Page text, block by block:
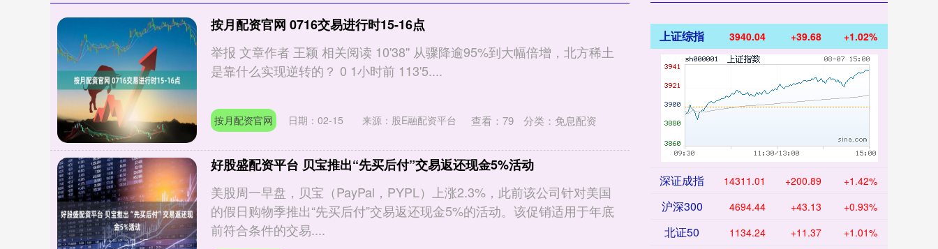
按月配资官网 0716交易进行时15-16点
举报 文章作者 王颖 相关阅读 10'38'' 从骤降逾95%到大幅倍增，北方稀土
是靠什么实现逆转的？ 0 1小时前 113'5....
按月配资官网 日期：02-15 来源：股E融配资平台 查看：79 分类： 免息配资
好股盛配资平台 贝宝推出“先买后付”交易返还现金5%活动
美股周一早盘，贝宝（PayPal，PYPL）上涨2.3%，此前该公司针对美国
的假日购物季推出“先买后付”交易返还现金5%的活动。该促销适用于年底
前符合条件的交易....
上证综指 3940.04 +39.68 +1.02%
深证成指 14311.01 +200.89 +1.42%
沪深300 4694.44 +43.13 +0.93%
北证50 1134.24 +11.37 +1.01%